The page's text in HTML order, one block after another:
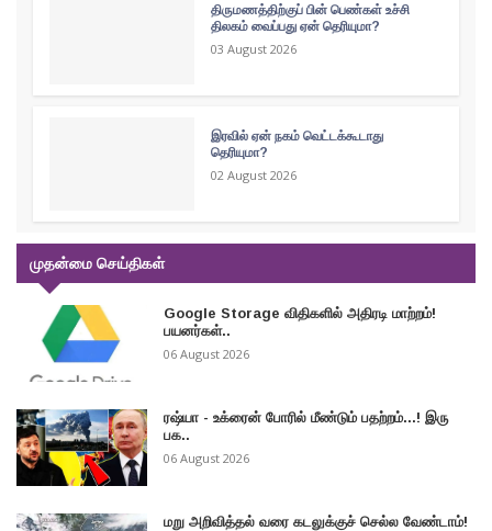
திருமணத்திற்குப் பின் பெண்கள் உச்சி
திலகம் வைப்பது ஏன் தெரியுமா?
03 August 2026
இரவில் ஏன் நகம் வெட்டக்கூடாது
தெரியுமா?
02 August 2026
முதன்மை செய்திகள்
Google Storage விதிகளில் அதிரடி மாற்றம்!
பயனர்கள்..
06 August 2026
ரஷ்யா - உக்ரைன் போரில் மீண்டும் பதற்றம்...! இரு
பக..
06 August 2026
மறு அறிவித்தல் வரை கடலுக்குச் செல்ல வேண்டாம்!